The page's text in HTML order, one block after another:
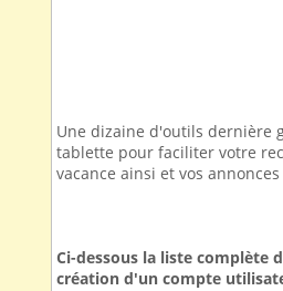
Une dizaine d'outils dernière
tablette pour faciliter votre
vacance ainsi et vos
Ci-dessous la liste complète
création d'un compte